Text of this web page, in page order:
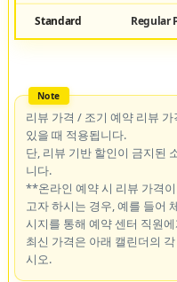
Standard Regular
리뷰 가격 / 조기 예약 리뷰
있을 때 적용됩니다.
단, 리뷰 기반 할인이 금지된
니다.
**온라인 예약 시 리뷰 가격
고자 하시는 경우, 예를 들어
시지를 통해 예약 센터 직원
최신 가격은 아래 캘린더의
시오.